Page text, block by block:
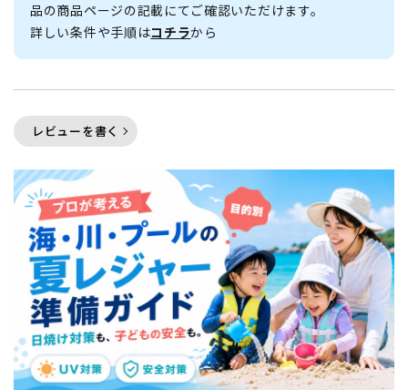
品の商品ページの記載にてご確認いただけます。
詳しい条件や手順はコチラから
レビューを書く